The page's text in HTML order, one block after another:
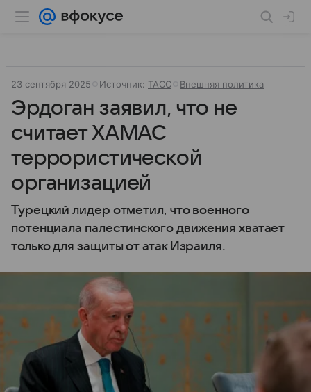
23 сентября 2025 Источник: ТАСС Внешняя политика
Эрдоган заявил, что не
считает ХАМАС
террористической
организацией
Турецкий лидер отметил, что военного
потенциала палестинского движения хватает
только для защиты от атак Израиля.